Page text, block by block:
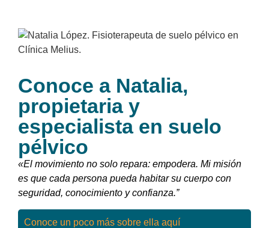
Conoce a Natalia,
propietaria y
especialista en suelo
pélvico
«El movimiento no solo repara: empodera. Mi misión
es que cada persona pueda habitar su cuerpo con
seguridad, conocimiento y confianza.”
Conoce un poco más sobre ella aquí